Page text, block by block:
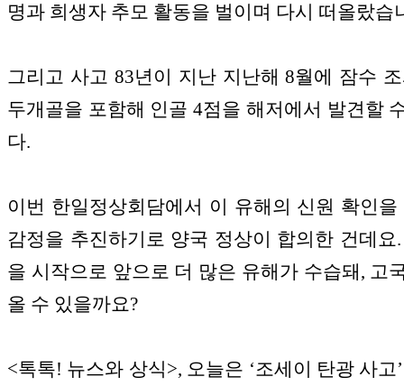
명과 희생자 추모 활동을 벌이며 다시 떠올랐습
그리고 사고 83년이 지난 지난해 8월에 잠수
두개골을 포함해 인골 4점을 해저에서 발견할
다.
이번 한일정상회담에서 이 유해의 신원 확인
감정을 추진하기로 양국 정상이 합의한 건데요
을 시작으로 앞으로 더 많은 유해가 수습돼, 고
올 수 있을까요?
<톡톡! 뉴스와 상식>, 오늘은 ‘조세이 탄광 사고